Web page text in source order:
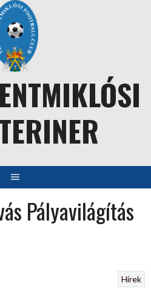
Pályavilágítás
Hírek